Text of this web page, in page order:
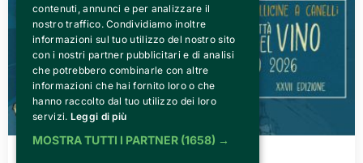
contenuti, annunci e per analizzare il
nostro traffico. Condividiamo inoltre
informazioni sul tuo utilizzo del nostro sito
con i nostri partner pubblicitari e di analisi
che potrebbero combinarle con altre
informazioni che hai fornito loro o che
hanno raccolto dal tuo utilizzo dei loro
servizi. Leggi di più
MOSTRA TUTTI I PARTNER (1658) →